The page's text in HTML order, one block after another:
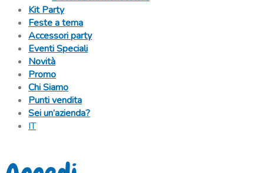
Kit Party
Feste a tema
Accessori party
Eventi Speciali
Novità
Promo
Chi Siamo
Punti vendita
Sei un’azienda?
IT